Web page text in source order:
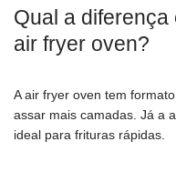
Qual a
air fryer oven?
A air fryer oven tem
assar mais camadas. Já a
ideal para frituras rápidas.